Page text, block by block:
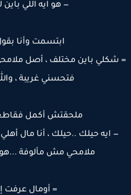
— هو ايه اللي باين
ابتسمت وأنا
شكلي باين مختلف ، أصل ملامحي
فتحسني غريبة ، والله
ملحقتش أكمل
— ايه حيلك ..حيلك ، أنا مال أهلي
ملامحي مش مألوفة ...هو
= أومال عرفت